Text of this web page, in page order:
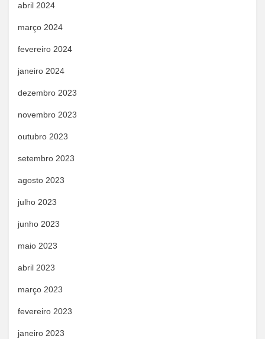
abril 2024
março 2024
fevereiro 2024
janeiro 2024
dezembro 2023
novembro 2023
outubro 2023
setembro 2023
agosto 2023
julho 2023
junho 2023
maio 2023
abril 2023
março 2023
fevereiro 2023
janeiro 2023